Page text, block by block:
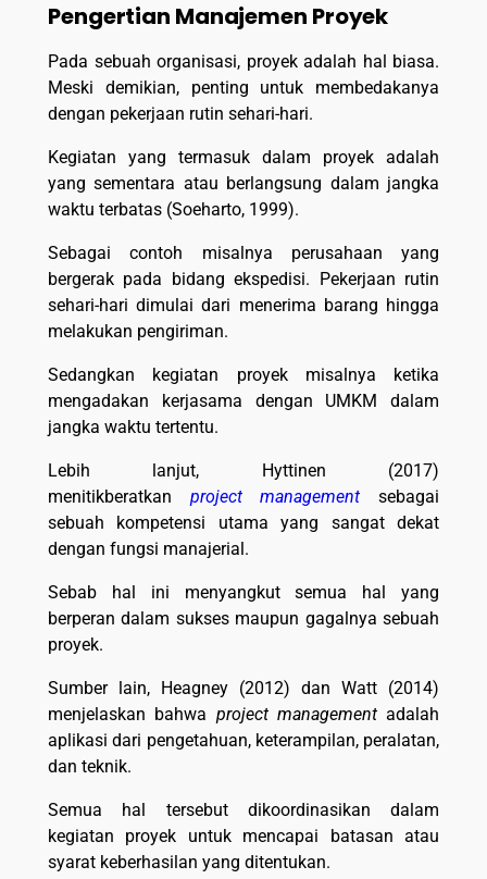
Pengertian Manajemen Proyek
Pada sebuah organisasi, proyek adalah hal biasa.
Meski demikian, penting untuk membedakanya
dengan pekerjaan rutin sehari-hari.
Kegiatan yang termasuk dalam proyek adalah
yang sementara atau berlangsung dalam jangka
waktu terbatas (Soeharto, 1999).
Sebagai contoh misalnya perusahaan yang
bergerak pada bidang ekspedisi. Pekerjaan rutin
sehari-hari dimulai dari menerima barang hingga
melakukan pengiriman.
Sedangkan kegiatan proyek misalnya ketika
mengadakan kerjasama dengan UMKM dalam
jangka waktu tertentu.
Lebih lanjut, Hyttinen (2017)
menitikberatkan project management sebagai
sebuah kompetensi utama yang sangat dekat
dengan fungsi manajerial.
Sebab hal ini menyangkut semua hal yang
berperan dalam sukses maupun gagalnya sebuah
proyek.
Sumber lain, Heagney (2012) dan Watt (2014)
menjelaskan bahwa project managementadalah
aplikasi dari pengetahuan, keterampilan, peralatan,
dan teknik.
Semua hal tersebut dikoordinasikan dalam
kegiatan proyek untuk mencapai batasan atau
syarat keberhasilan yang ditentukan.